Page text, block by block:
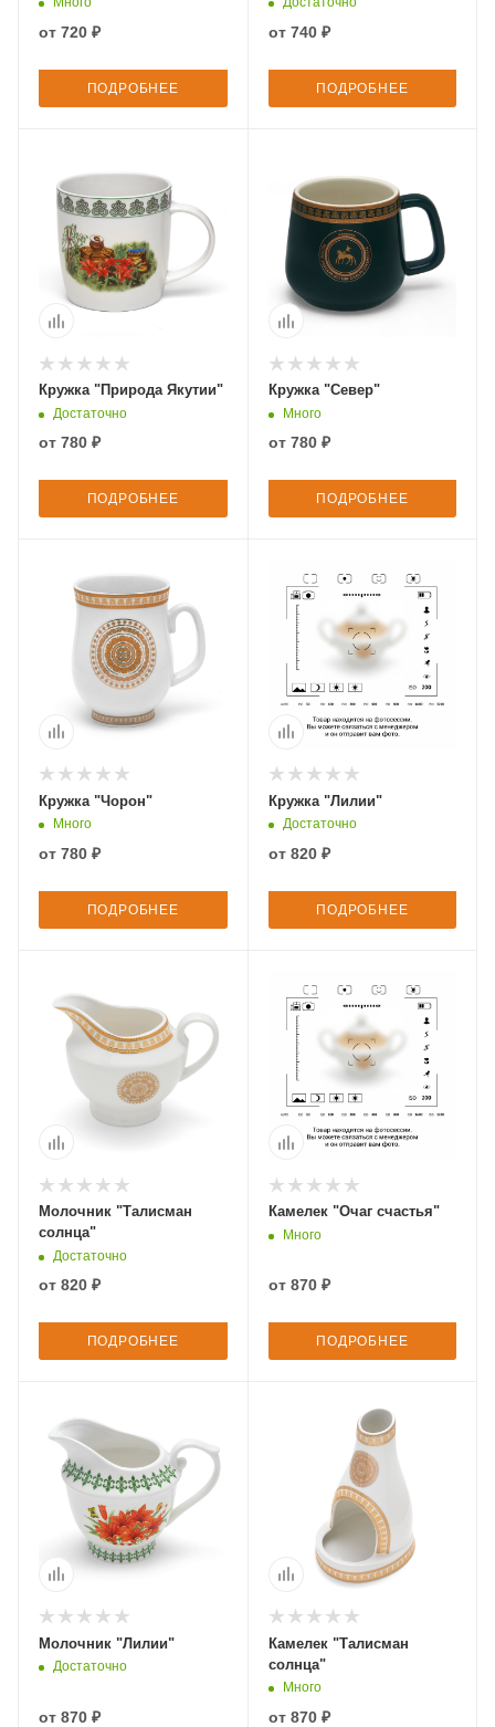
от 720 ₽
ПОДРОБНЕЕ
от 740 ₽
ПОДРОБНЕЕ
Кружка "Природа Якутии"
Достаточно
от 780 ₽
ПОДРОБНЕЕ
Кружка "Север"
Много
от 780 ₽
ПОДРОБНЕЕ
Кружка "Чорон"
Много
от 780 ₽
ПОДРОБНЕЕ
Кружка "Лилии"
Достаточно
от 820 ₽
ПОДРОБНЕЕ
Молочник "Талисман
солнца"
Достаточно
от 820 ₽
ПОДРОБНЕЕ
Камелек "Очаг счастья"
Много
от 870 ₽
ПОДРОБНЕЕ
Молочник "Лилии"
Достаточно
от 870 ₽
Камелек "Талисман
солнца"
Много
от 870 ₽